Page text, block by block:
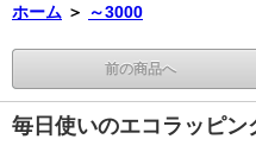
ホーム ＞ ～3000
前の商品へ
毎日使いのエコラッピ